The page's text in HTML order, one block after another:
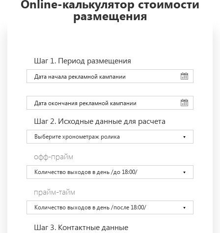
Online-калькулятор стоимости
размещения
Шаг 1.Период размещения
Шаг 2.Исходные данные для расчета
Выберите хронометраж ролика
офф-прайм
Количество выходов в день /до 18:00/
прайм-тайм
Количество выходов в день /после 18:00/
Шаг 3.Контактные данные